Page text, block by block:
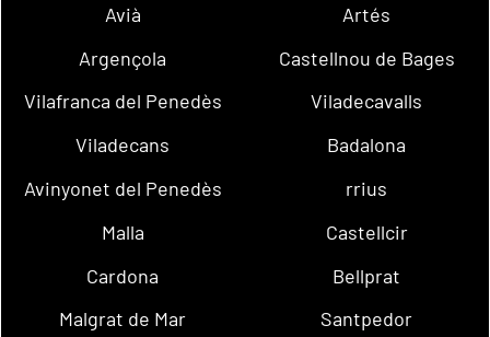
Avià
Artés
Argençola
Castellnou de Bages
Vilafranca del Penedès
Viladecavalls
Viladecans
Badalona
Avinyonet del Penedès
rrius
Malla
Castellcir
Cardona
Bellprat
Malgrat de Mar
Santpedor